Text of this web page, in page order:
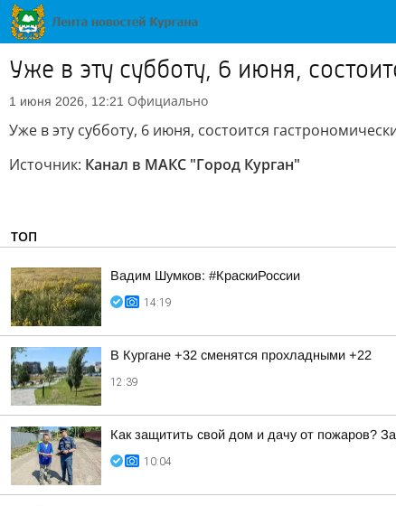
Уже в эту субботу, 6 июня,
1 июня 2026, 12:21 Официально
Уже в эту субботу, 6 июня, состоится
Источник: Канал в МАКС "Город Курган"
ТОП
Вадим Шумков: #КраскиРоссии
14:19
В Кургане +32 сменятся прохладными +22
12:39
Как защитить свой дом и дачу от пожаров?
10:04